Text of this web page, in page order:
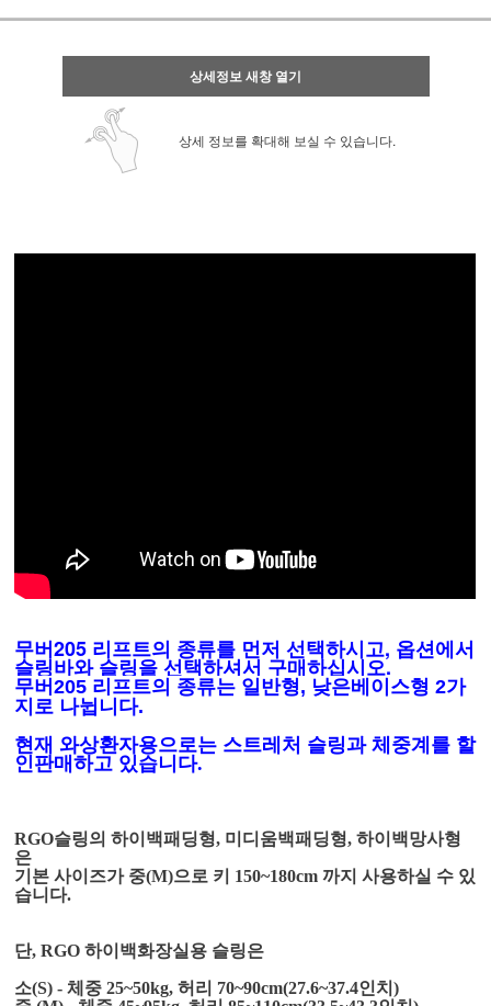
상세정보 새창 열기
상세 정보를 확대해 보실 수 있습니다.
무버205 리프트의 종류를 먼저 선택하시고, 옵션에서
슬링바와 슬링을 선택하셔서 구매하십시오.
무버205 리프트의 종류는 일반형, 낮은베이스형 2가
지로 나뉩니다.
현재 와상환자용으로는 스트레처 슬링과 체중계를 할
인판매하고 있습니다.
RGO슬링의 하이백패딩형, 미디움백패딩형, 하이백망사형
은
기본 사이즈가 중(M)으로 키 150~180cm 까지 사용하실 수 있
습니다.
단, RGO 하이백화장실용 슬링은
소(S) - 체중 25~50kg, 허리 70~90cm(27.6~37.4인치)